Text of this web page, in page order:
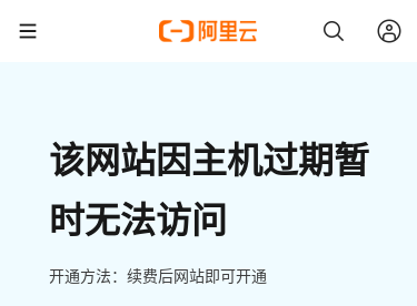
该网站因主机过期暂
时无法访问
开通方法：续费后网站即可开通